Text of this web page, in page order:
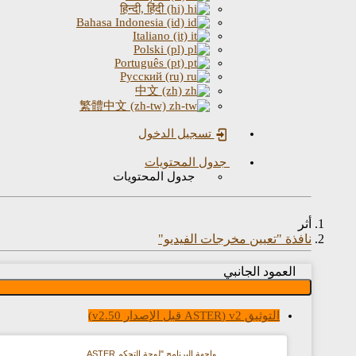
تسجيل الدخول
جدول المحتويات
جدول المحتويات
أثر
نافذة "تعيين مخرجات الفيديو"
العمود الجانبي
التوثيق v2 (ASTER قبل الإصدار v2.50)
واجهة البرنامج "لوحة التحكم ASTER